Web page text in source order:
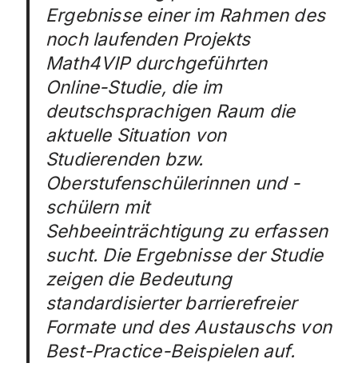
Ergebnisse einer im Rahmen des
noch laufenden Projekts
Math4VIPdurchgeführten
Online-Studie, die im
deutschsprachigen Raum die
aktuelle Situation von
Studierenden bzw.
Oberstufenschülerinnen und -
schülern mit
Sehbeeinträchtigung zu erfassen
sucht. Die Ergebnisse der Studie
zeigen die Bedeutung
standardisierter barrierefreier
Formate und des Austauschs von
Best-Practice-Beispielen auf.